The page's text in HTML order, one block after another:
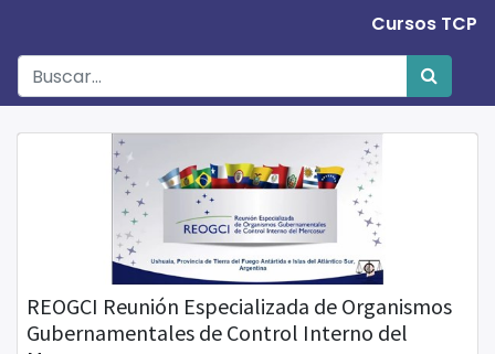
Cursos TCP
REOGCI Reunión Especializada de Organismos
Gubernamentales de Control Interno del